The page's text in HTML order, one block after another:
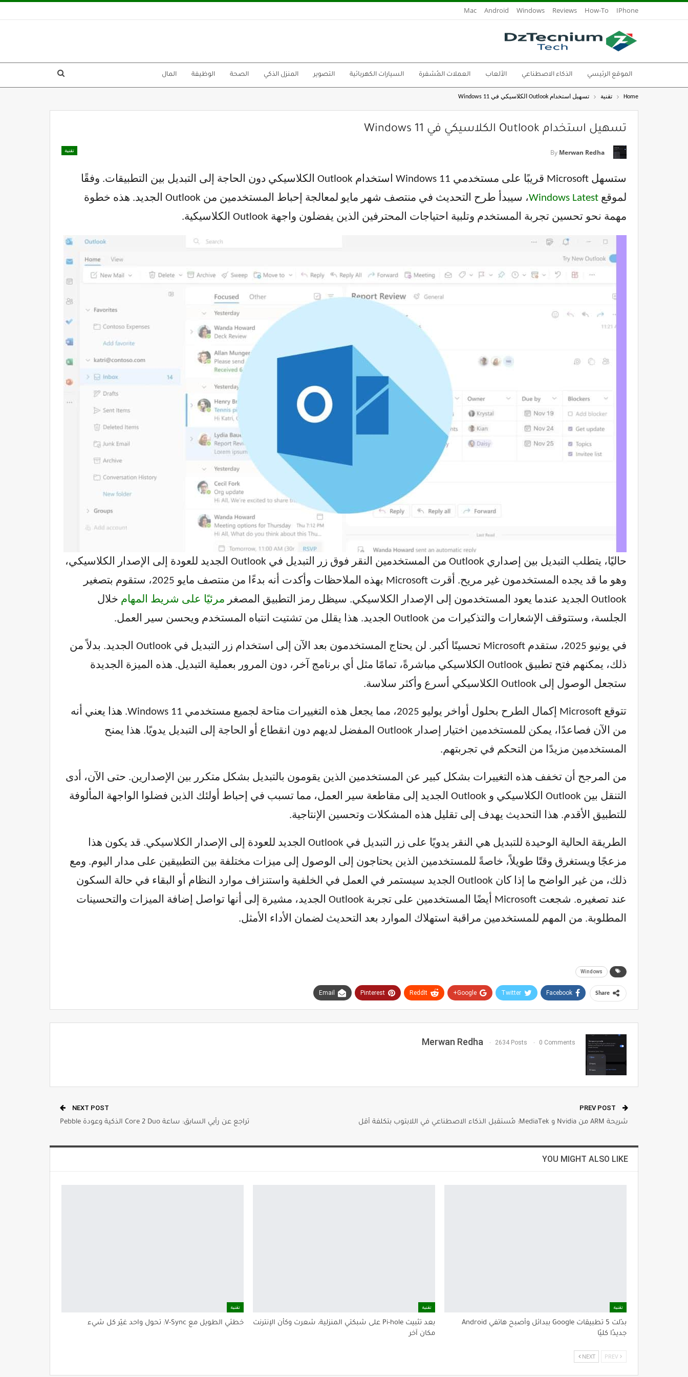
IPhone
How-To
Reviews
Windows
Android
Mac
الموقع الرئيسي الذكاء الاصطناعي الألعاب العملات المُشفرة السيارات الكهربائية التصوير المنزل الذكي الصحة الوظيفة المال
Home تقنية تسهيل استخدام Outlook الكلاسيكي في Windows 11
تسهيل استخدام Outlook الكلاسيكي في Windows 11
تقنية By Merwan Redha
ستسهل Microsoft قريبًا على مستخدمي Windows 11 استخدام Outlook الكلاسيكي دون الحاجة إلى التبديل بين التطبيقات. وفقًا
لموقع Windows Latest
، سيبدأ طرح التحديث في منتصف شهر مايو لمعالجة إحباط المستخدمين من Outlook الجديد. هذه خطوة
مهمة نحو تحسين تجربة المستخدم وتلبية احتياجات المحترفين الذين يفضلون واجهة Outlook الكلاسيكية.
حاليًا، يتطلب التبديل بين إصداري Outlook من المستخدمين النقر فوق زر التبديل في Outlook الجديد للعودة إلى الإصدار الكلاسيكي،
وهو ما قد يجده المستخدمون غير مريح. أقرت Microsoft بهذه الملاحظات وأكدت أنه بدءًا من منتصف مايو 2025، ستقوم بتصغير
Outlook الجديد عندما يعود المستخدمون إلى الإصدار الكلاسيكي. سيظل رمز التطبيق المصغر
مرئيًا على شريط المهام خلال
الجلسة، وستتوقف الإشعارات والتذكيرات من Outlook الجديد. هذا يقلل من تشتيت انتباه المستخدم ويحسن سير العمل.
في يونيو 2025، ستقدم Microsoft تحسينًا أكبر. لن يحتاج المستخدمون بعد الآن إلى استخدام زر التبديل في Outlook الجديد. بدلاً من
ذلك، يمكنهم فتح تطبيق Outlook الكلاسيكي مباشرةً، تمامًا مثل أي برنامج آخر، دون المرور بعملية التبديل. هذه الميزة الجديدة
ستجعل الوصول إلى Outlook الكلاسيكي أسرع وأكثر سلاسة.
تتوقع Microsoft إكمال الطرح بحلول أواخر يوليو 2025، مما يجعل هذه التغييرات متاحة لجميع مستخدمي Windows 11. هذا يعني أنه
من الآن فصاعدًا، يمكن للمستخدمين اختيار إصدار Outlook المفضل لديهم دون انقطاع أو الحاجة إلى التبديل يدويًا. هذا يمنح
المستخدمين مزيدًا من التحكم في تجربتهم.
من المرجح أن تخفف هذه التغييرات بشكل كبير عن المستخدمين الذين يقومون بالتبديل بشكل متكرر بين الإصدارين. حتى الآن، أدى
التنقل بين Outlook الكلاسيكي و Outlook الجديد إلى مقاطعة سير العمل، مما تسبب في إحباط أولئك الذين فضلوا الواجهة المألوفة
للتطبيق الأقدم. هذا التحديث يهدف إلى تقليل هذه المشكلات وتحسين الإنتاجية.
الطريقة الحالية الوحيدة للتبديل هي النقر يدويًا على زر التبديل في Outlook الجديد للعودة إلى الإصدار الكلاسيكي. قد يكون هذا
مزعجًا ويستغرق وقتًا طويلاً، خاصةً للمستخدمين الذين يحتاجون إلى الوصول إلى ميزات مختلفة بين التطبيقين على مدار اليوم. ومع
ذلك، من غير الواضح ما إذا كان Outlook الجديد سيستمر في العمل في الخلفية واستنزاف موارد النظام أو البقاء في حالة السكون
عند تصغيره. شجعت Microsoft أيضًا المستخدمين على تجربة Outlook الجديد، مشيرة إلى أنها تواصل إضافة الميزات والتحسينات
المطلوبة. من المهم للمستخدمين مراقبة استهلاك الموارد بعد التحديث لضمان الأداء الأمثل.
Windows
Share
Facebook
Twitter
Google+
ReddIt
Pinterest
Email
Merwan Redha 2634 Posts 0 Comments
شريحة ARM من Nvidia و MediaTek: مُستقبل الذكاء الاصطناعي في اللابتوب بتكلفة أقل
NEXT POST
تراجع عن رأيي السابق: ساعة Core 2 Duo الذكية وعودة Pebble
YOU MIGHT ALSO LIKE
تقنية
بدّلت 5 تطبيقات Google ببدائل وأصبح هاتفي Android
جديدًا كليًا
تقنية
بعد تثبيت Pi-hole على شبكتي المنزلية، شعرت وكأن الإنترنت
مكان آخر
تقنية
خطئي الطويل مع V-Sync: تحول واحد غيّر كل شيء
NEXT